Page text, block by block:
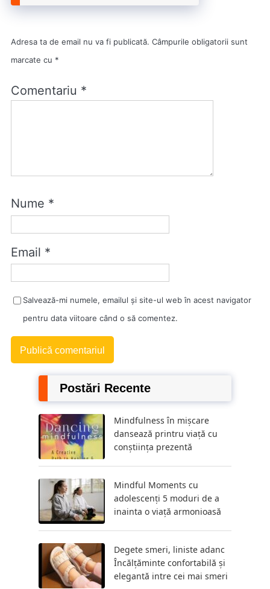
Adresa ta de email nu va fi publicată. Câmpurile obligatorii sunt
marcate cu *
Comentariu *
Nume *
Email *
Salvează-mi numele, emailul și site-ul web în acest navigator
pentru data viitoare când o să comentez.
Postări Recente
Mindfulness în mișcare
dansează printru viață cu
conștiința prezentă
Mindful Moments cu
adolescenți 5 moduri de a
inainta o viață armonioasă
Degete smeri, liniste adanc
Încălțăminte confortabilă și
elegantă intre cei mai smeri